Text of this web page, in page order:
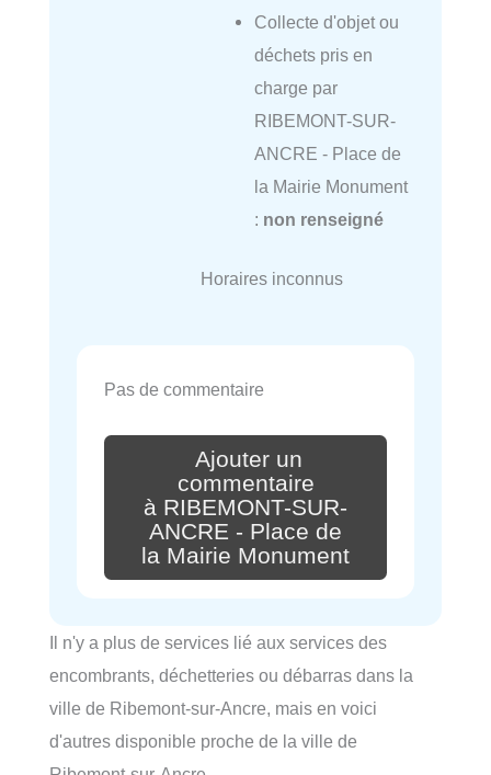
Collecte d'objet ou
déchets pris en
charge par
RIBEMONT-SUR-
ANCRE - Place de
la Mairie Monument
: non renseigné
Horaires inconnus
Pas de commentaire
Ajouter un
commentaire
à RIBEMONT-SUR-
ANCRE - Place de
la Mairie Monument
Il n'y a plus de services lié aux services des
encombrants, déchetteries ou débarras dans la
ville de Ribemont-sur-Ancre, mais en voici
d'autres disponible proche de la ville de